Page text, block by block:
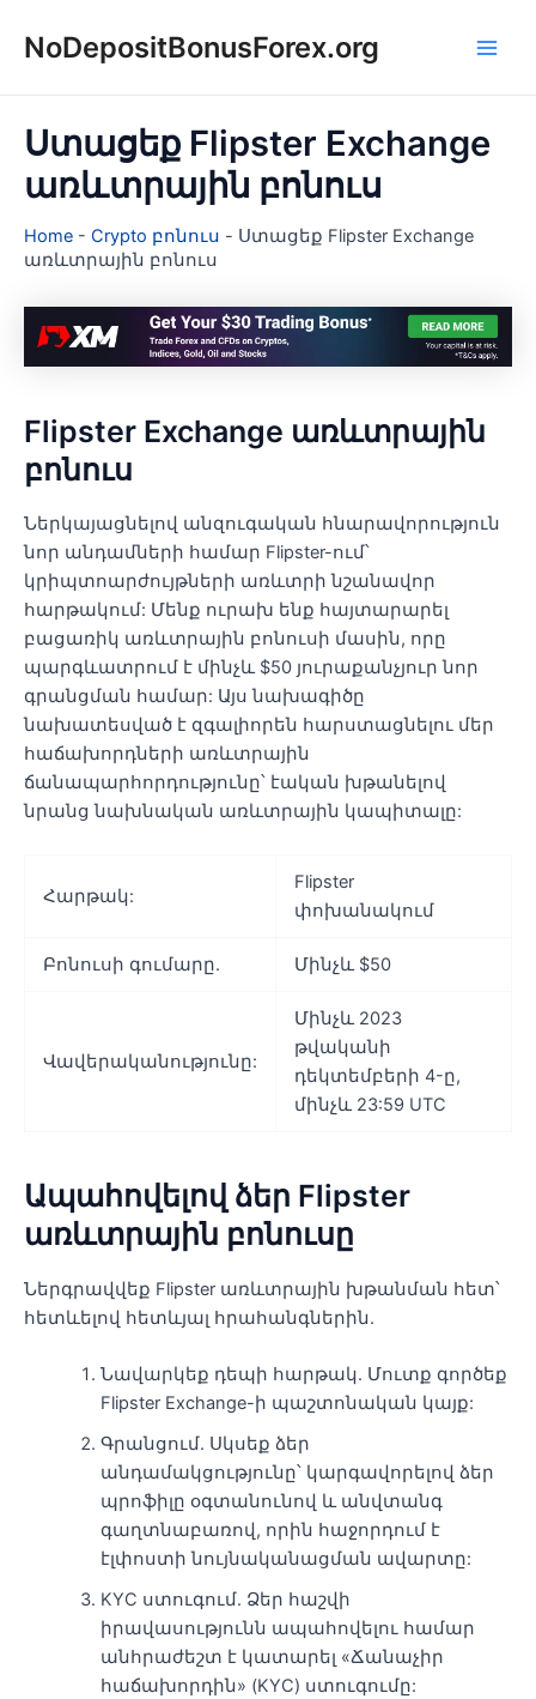
NoDepositBonusForex.org
Ստացեք Flipster Exchange
առևտրային բոնուս
Home - Crypto բոնուս - Ստացեք Flipster Exchange
առևտրային բոնուս
Flipster Exchange առևտրային
բոնուս
Ներկայացնելով անզուգական հնարավորություն
նոր անդամների համար Flipster-ում՝
կրիպտոարժույթների առևտրի նշանավոր
հարթակում: Մենք ուրախ ենք հայտարարել
բացառիկ առևտրային բոնուսի մասին, որը
պարգևատրում է մինչև $50 յուրաքանչյուր նոր
գրանցման համար: Այս նախագիծը
նախատեսված է զգալիորեն հարստացնելու մեր
հաճախորդների առևտրային
ճանապարհորդությունը՝ էական խթանելով
նրանց նախնական առևտրային կապիտալը:
Հարթակ:
Flipster
փոխանակում
Բոնուսի գումարը. Մինչև $50
Վավերականությունը:
Մինչև 2023
թվականի
դեկտեմբերի 4-ը,
մինչև 23:59 UTC
Ապահովելով ձեր Flipster
առևտրային բոնուսը
Ներգրավվեք Flipster առևտրային խթանման հետ՝
հետևելով հետևյալ հրահանգներին.
Նավարկեք դեպի հարթակ. Մուտք գործեք
Flipster Exchange-ի պաշտոնական կայք:
Գրանցում. Սկսեք ձեր
անդամակցությունը՝ կարգավորելով ձեր
պրոֆիլը օգտանունով և անվտանգ
գաղտնաբառով, որին հաջորդում է
էլփոստի նույնականացման ավարտը:
KYC ստուգում. Ձեր հաշվի
իրավասությունն ապահովելու համար
անհրաժեշտ է կատարել «Ճանաչիր
հաճախորդին» (KYC) ստուգումը: